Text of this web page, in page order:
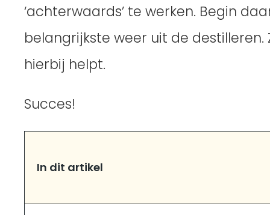
‘achterwaards’ te werken. Begin
belangrijkste weer uit de
hierbij helpt.
Succes!
In dit artikel